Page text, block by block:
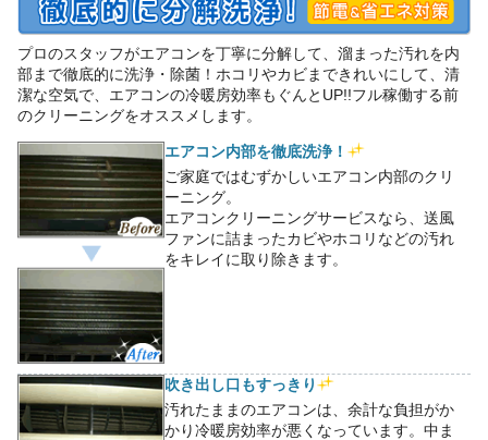
プロのスタッフがエアコンを丁寧に分解して、溜まった汚れを内
部まで徹底的に洗浄・除菌！ホコリやカビまできれいにして、清
潔な空気で、エアコンの冷暖房効率もぐんとUP!!フル稼働する前
のクリーニングをオススメします。
エアコン内部を徹底洗浄！
ご家庭ではむずかしいエアコン内部のクリ
ーニング。
エアコンクリーニングサービスなら、送風
ファンに詰まったカビやホコリなどの汚れ
をキレイに取り除きます。
吹き出し口もすっきり
汚れたままのエアコンは、余計な負担がか
かり冷暖房効率が悪くなっています。中ま